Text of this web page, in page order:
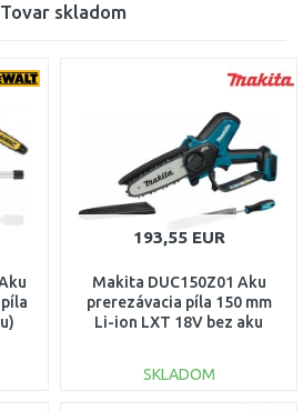
Tovar skladom
193,55 EUR
Makita DUC150Z01 Aku
prerezávacia píla 150 mm
Li-ion LXT 18V bez aku
SKLADOM